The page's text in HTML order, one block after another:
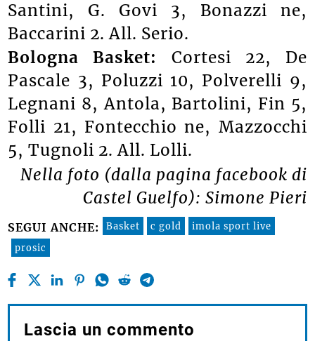
Santini, G. Govi 3, Bonazzi ne,
Baccarini 2. All. Serio.
Bologna Basket: Cortesi 22, De
Pascale 3, Poluzzi 10, Polverelli 9,
Legnani 8, Antola, Bartolini, Fin 5,
Folli 21, Fontecchio ne, Mazzocchi
5, Tugnoli 2. All. Lolli.
Nella foto (dalla pagina facebook di
Castel Guelfo): Simone Pieri
SEGUI ANCHE: Basket c gold
imola sport live
prosic
Lascia un commento